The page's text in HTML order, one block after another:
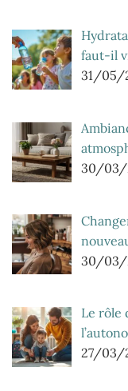
faut-il
31/05/
30/03/
30/03/
Le rôle
27/03/